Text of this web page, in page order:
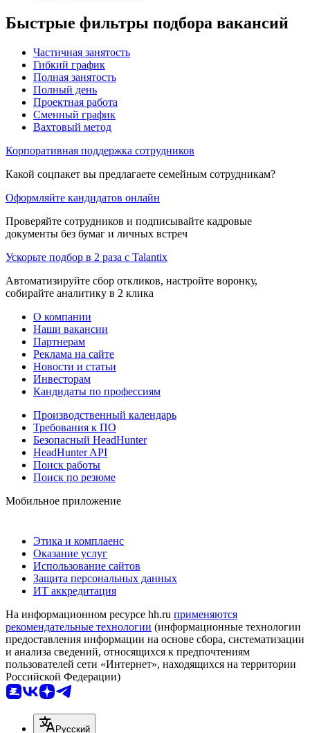
Быстрые фильтры подбора вакансий
Частичная занятость
Гибкий график
Полная занятость
Полный день
Проектная работа
Сменный график
Вахтовый метод
Корпоративная поддержка сотрудников
Какой соцпакет вы предлагаете семейным сотрудникам?
Оформляйте кандидатов онлайн
Проверяйте сотрудников и подписывайте кадровые
документы без бумаг и личных встреч
Ускорьте подбор в 2 раза с Talantix
Автоматизируйте сбор откликов, настройте воронку,
собирайте аналитику в 2 клика
О компании
Наши вакансии
Партнерам
Реклама на сайте
Новости и статьи
Инвесторам
Кандидаты по профессиям
Производственный календарь
Требования к ПО
Безопасный HeadHunter
HeadHunter API
Поиск работы
Поиск по резюме
Мобильное приложение
Этика и комплаенс
Оказание услуг
Использование сайтов
Защита персональных данных
ИТ аккредитация
На информационном ресурсе hh.ru применяются
рекомендательные технологии (информационные технологии
предоставления информации на основе сбора, систематизации
и анализа сведений, относящихся к предпочтениям
пользователей сети «Интернет», находящихся на территории
Российской Федерации)
Русский